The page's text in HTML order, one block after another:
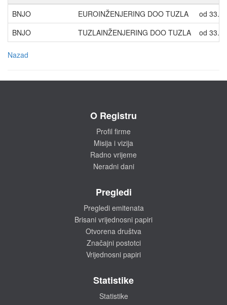
BNJO
EUROINŽENJERING DOO TUZLA
od
BNJO
TUZLAINŽENJERING DOO TUZLA od
Nazad
O Registru
Profil firme
Misija i vizija
Radno vrijeme
Neradni dani
Pregledi
Pregledi emitenata
Brisani vrijednosni papiri
Otvorena društva
Značajni postotci
Vrijednosni papiri
Statistike
Statistike